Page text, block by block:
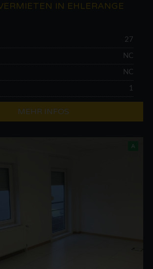
IN EHLERANGE
27
NC
NC
1
MEHR INFOS
A